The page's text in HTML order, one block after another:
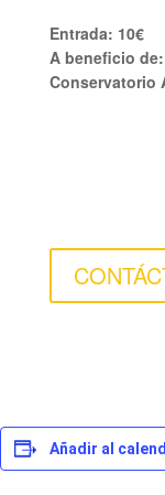
Entrada: 10€
A beneficio
Conservatorio
Añadir al